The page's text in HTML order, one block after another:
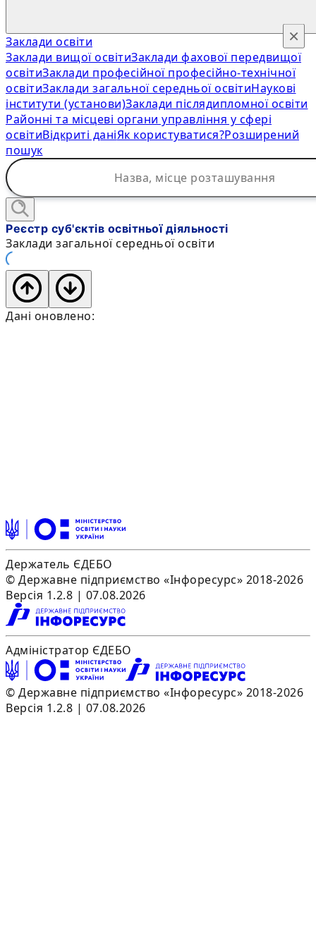
Заклади освіти
Заклади вищої освітиЗаклади фахової передвищої
освітиЗаклади професійної професійно-технічної
освітиЗаклади загальної середньої освітиНаукові
інститути (установи)Заклади післядипломної освіти
Районні та місцеві органи управління у сфері
освітиВідкриті даніЯк користуватися?Розширений
пошук
×
Реєстр суб'єктів освітньої діяльності
Заклади загальної середньої освіти
Дані оновлено:
Держатель ЄДЕБО
© Державне підприємство «Інфоресурс» 2018-2026
Версія 1.2.8 | 07.08.2026
Адміністратор ЄДЕБО
© Державне підприємство «Інфоресурс» 2018-2026
Версія 1.2.8 | 07.08.2026